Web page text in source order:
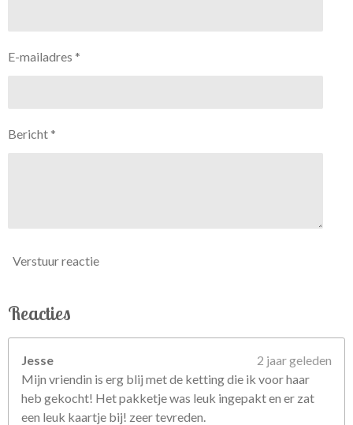
E-mailadres *
Bericht *
Verstuur reactie
Reacties
Jesse
2 jaar geleden
Mijn vriendin is erg blij met de ketting die ik voor haar
heb gekocht! Het pakketje was leuk ingepakt en er zat
een leuk kaartje bij! zeer tevreden.